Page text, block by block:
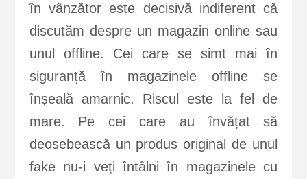
în vânzător este decisivă indiferent că
discutăm despre un magazin online sau
unul offline. Cei care se simt mai în
siguranță în magazinele offline se
înșeală amarnic. Riscul este la fel de
mare. Pe cei care au învățat să
deosebească un produs original de unul
fake nu-i veți întâlni în magazinele cu